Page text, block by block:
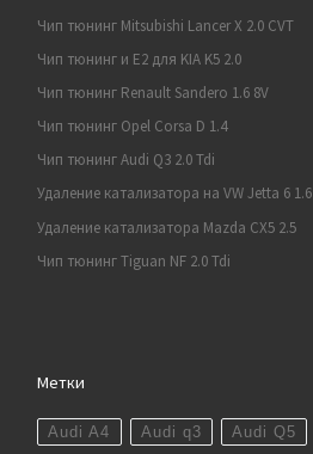
Чип тюнинг Mitsubishi Lancer X 2.0 CVT
Чип тюнинг и E2 для KIA K5 2.0
Чип тюнинг Renault Sandero 1.6 8V
Чип тюнинг Opel Corsa D 1.4
Чип тюнинг Audi Q3 2.0 Tdi
Удаление катализатора на VW Jetta 6 1.6
Удаление катализатора Mazda CX5 2.5
Чип тюнинг Tiguan NF 2.0 Tdi
Метки
Audi A4 Audi q3 Audi Q5